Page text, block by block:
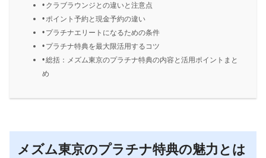
クラブラウンジとの違いと注意点
ポイント予約と現金予約の違い
プラチナエリートになるための条件
プラチナ特典を最大限活用するコツ
総括：メズム東京のプラチナ特典の内容と活用ポイントまと
め
メズム東京のプラチナ特典の魅力とは